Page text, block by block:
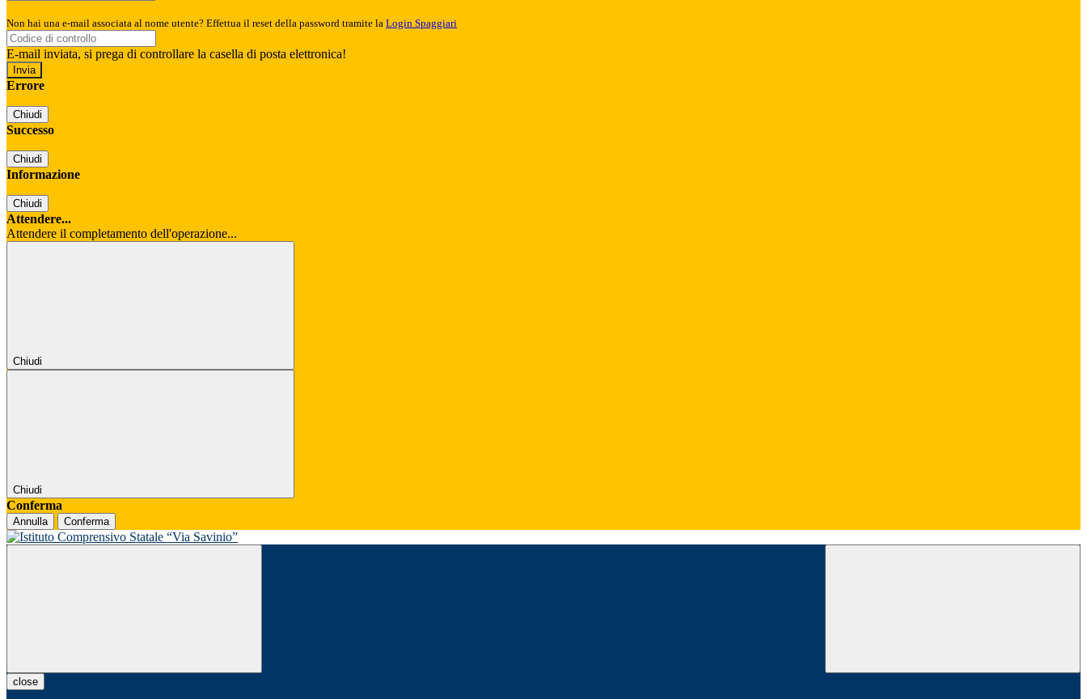
Non hai una e-mail associata al nome utente? Effettua il reset della password tramite la Login Spaggiari
E-mail inviata, si prega di controllare la casella di posta elettronica!
Errore
Chiudi
Successo
Chiudi
Informazione
Chiudi
Attendere...
Attendere il completamento dell'operazione...
Chiudi
Chiudi
Conferma
Annulla Conferma
close